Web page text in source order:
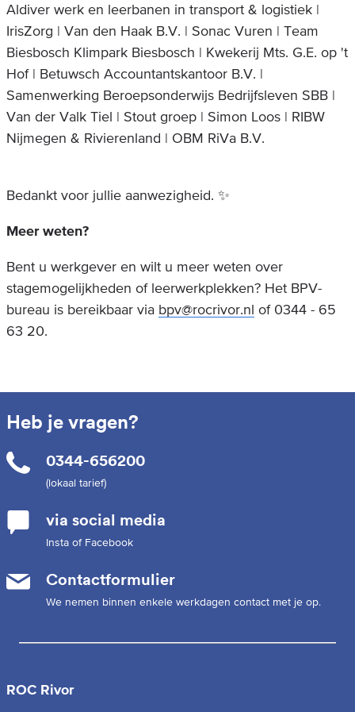
Aldiver werk en leerbanen in transport & logistiek |
IrisZorg | Van den Haak B.V. | Sonac Vuren | Team
Biesbosch Klimpark Biesbosch | Kwekerij Mts. G.E. op 't
Hof | Betuwsch Accountantskantoor B.V. |
Samenwerking Beroepsonderwijs Bedrijfsleven SBB |
Van der Valk Tiel | Stout groep | Simon Loos | RIBW
Nijmegen & Rivierenland | OBM RiVa B.V.
Bedankt voor jullie aanwezigheid. ✨
Meer weten?
Bent u werkgever en wilt u meer weten over
stagemogelijkheden of leerwerkplekken? Het BPV-
bureau is bereikbaar via bpv@rocrivor.nl of 0344 - 65
63 20.
Heb je vragen?
0344-656200
(lokaal tarief)
via social media
Insta of Facebook
Contactformulier
We nemen binnen enkele werkdagen contact met je op.
ROC Rivor